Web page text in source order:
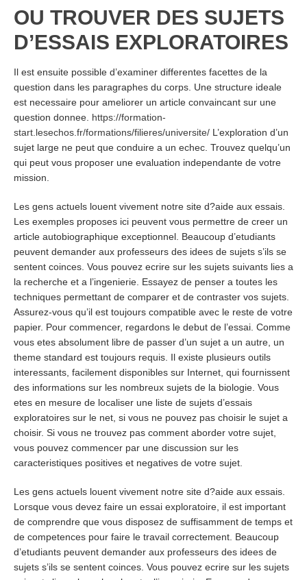
OU TROUVER DES SUJETS
D’ESSAIS EXPLORATOIRES
Il est ensuite possible d’examiner differentes facettes de la
question dans les paragraphes du corps. Une structure ideale
est necessaire pour ameliorer un article convaincant sur une
question donnee. https://formation-
start.lesechos.fr/formations/filieres/universite/ L’exploration d’un
sujet large ne peut que conduire a un echec. Trouvez quelqu’un
qui peut vous proposer une evaluation independante de votre
mission.
Les gens actuels louent vivement notre site d?aide aux essais.
Les exemples proposes ici peuvent vous permettre de creer un
article autobiographique exceptionnel. Beaucoup d’etudiants
peuvent demander aux professeurs des idees de sujets s’ils se
sentent coinces. Vous pouvez ecrire sur les sujets suivants lies a
la recherche et a l’ingenierie. Essayez de penser a toutes les
techniques permettant de comparer et de contraster vos sujets.
Assurez-vous qu’il est toujours compatible avec le reste de votre
papier. Pour commencer, regardons le debut de l’essai. Comme
vous etes absolument libre de passer d’un sujet a un autre, un
theme standard est toujours requis. Il existe plusieurs outils
interessants, facilement disponibles sur Internet, qui fournissent
des informations sur les nombreux sujets de la biologie. Vous
etes en mesure de localiser une liste de sujets d’essais
exploratoires sur le net, si vous ne pouvez pas choisir le sujet a
choisir. Si vous ne trouvez pas comment aborder votre sujet,
vous pouvez commencer par une discussion sur les
caracteristiques positives et negatives de votre sujet.
Les gens actuels louent vivement notre site d?aide aux essais.
Lorsque vous devez faire un essai exploratoire, il est important
de comprendre que vous disposez de suffisamment de temps et
de competences pour faire le travail correctement. Beaucoup
d’etudiants peuvent demander aux professeurs des idees de
sujets s’ils se sentent coinces. Vous pouvez ecrire sur les sujets